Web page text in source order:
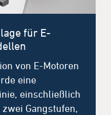
für E-
von E-Motoren
eine
einschließlich
Gangstufen,